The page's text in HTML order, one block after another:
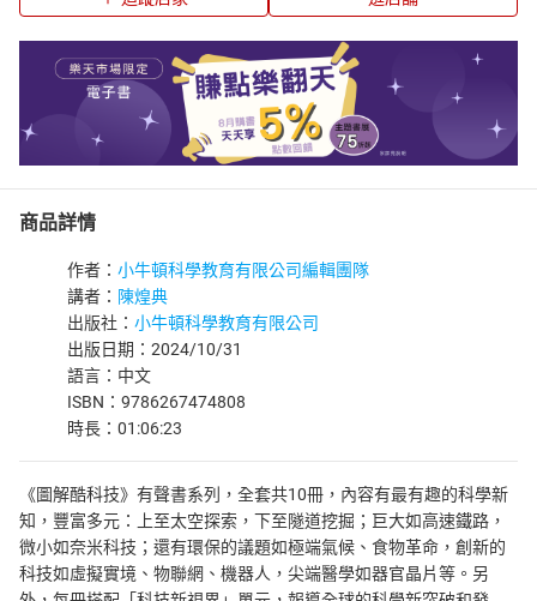
商品詳情
作者： 小牛頓科學教育有限公司編輯團隊
講者： 陳煌典
出版社： 小牛頓科學教育有限公司
出版日期：2024/10/31
語言：中文
ISBN：9786267474808
時長：01:06:23
《圖解酷科技》有聲書系列，全套共10冊，內容有最有趣的科學新
知，豐富多元：上至太空探索，下至隧道挖掘；巨大如高速鐵路，
微小如奈米科技；還有環保的議題如極端氣候、食物革命，創新的
科技如虛擬實境、物聯網、機器人，尖端醫學如器官晶片等。另